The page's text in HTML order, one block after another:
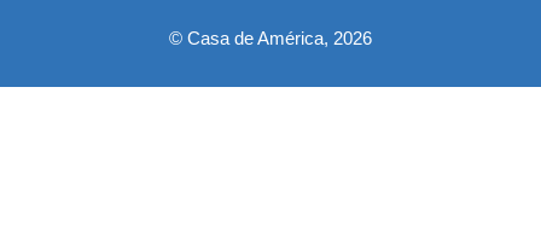
© Casa de América, 2026